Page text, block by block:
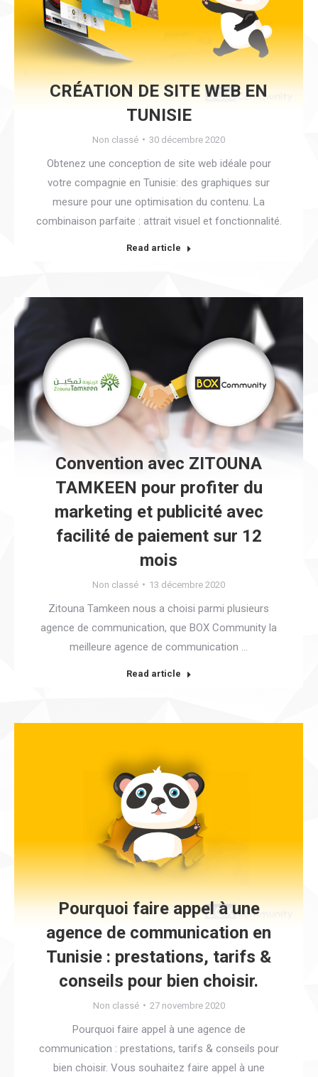
CRÉATION DE SITE WEB EN
TUNISIE
Non classé 30 décembre 2020
Obtenez une conception de site web idéale pour
votre compagnie en Tunisie: des graphiques sur
mesure pour une optimisation du contenu. La
combinaison parfaite : attrait visuel et fonctionnalité.
Read article
Convention avec ZITOUNA
TAMKEEN pour profiter du
marketing et publicité avec
facilité de paiement sur 12
mois
Non classé 13 décembre 2020
Zitouna Tamkeen nous a choisi parmi plusieurs
agence de communication, que BOX Community la
meilleure agence de communication …
Read article
Pourquoi faire appel à une
agence de communication en
Tunisie : prestations, tarifs &
conseils pour bien choisir.
Non classé 27 novembre 2020
Pourquoi faire appel à une agence de
communication : prestations, tarifs & conseils pour
bien choisir. Vous souhaitez faire appel à une